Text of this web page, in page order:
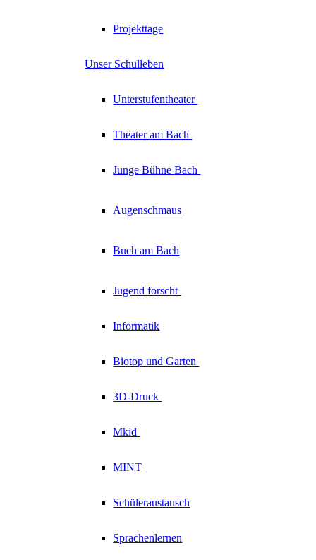
Projekttage
Unser Schulleben
Unterstufentheater
Theater amBach
Junge BühneBach
Augenschmaus
Buch am Bach
Jugend forscht
Informatik
Biotop und Garten
3D-Druck
Mkid
MINT
Schüleraustausch
Sprachenlernen